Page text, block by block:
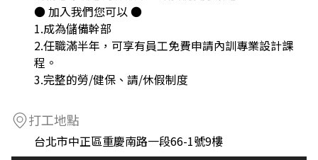
● 加入我們您可以 ●
1.成為儲備幹部
2.任職滿半年，可享有員工免費申請內訓專業設計課
程。
3.完整的勞/健保、請/休假制度
打工地點
台北市中正區重慶南路一段66-1號9樓